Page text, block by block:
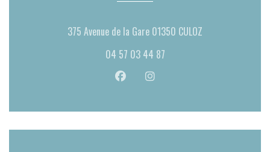
375 Avenue de la Gare 01350 CULOZ
04 57 03 44 87
Facebook ((abre numa nova janela))
Instagram ((abre numa nova